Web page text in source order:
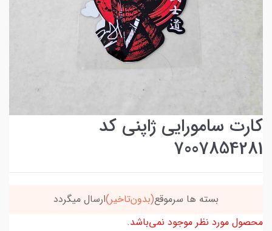
کارت سامورایی ژاپنی کد
7007854281
بسته ها سرموقع(بدون‌تاخیر)ارسال میگردد
محصول مورد نظر موجود نمی‌باشد.